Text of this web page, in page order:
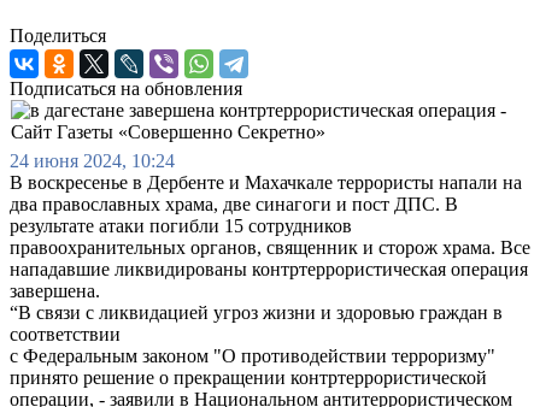
Поделиться
Подписаться на обновления
24 июня 2024, 10:24
В воскресенье в Дербенте и Махачкале террористы напали на
два православных храма, две синагоги и пост ДПС. В
результате атаки погибли 15 сотрудников
правоохранительных органов, священник и сторож храма. Все
нападавшие ликвидированы контртеррористическая операция
завершена.
“В связи с ликвидацией угроз жизни и здоровью граждан в
соответствии
с Федеральным законом "О противодействии терроризму"
принято решение о прекращении контртеррористической
операции, - заявили в Национальном антитеррористическом